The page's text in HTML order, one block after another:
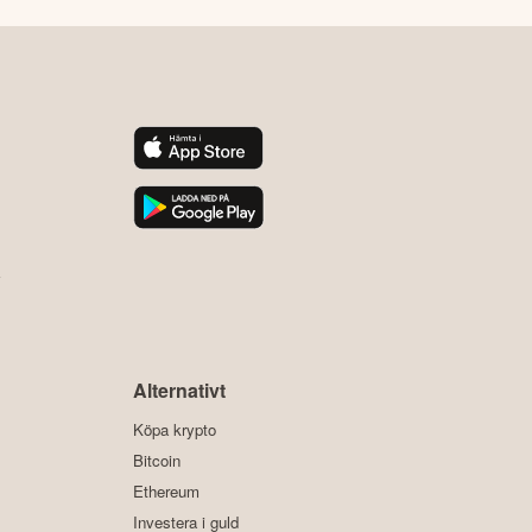
Alternativt
Köpa krypto
Bitcoin
Ethereum
Investera i guld